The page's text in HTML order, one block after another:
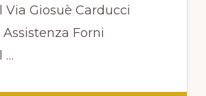
Giosuè Carducci
Forni
…